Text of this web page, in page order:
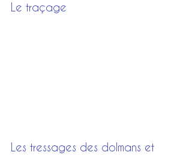
Le traçage
Les tressages des dolmans et